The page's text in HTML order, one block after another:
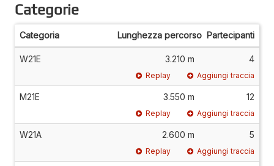
Categorie
Categoria Lunghezza percorso Partecipanti
W21E 3.210 m 4
Replay Aggiungi traccia
M21E 3.550 m 12
Replay Aggiungi traccia
W21A 2.600 m 5
Replay Aggiungi traccia